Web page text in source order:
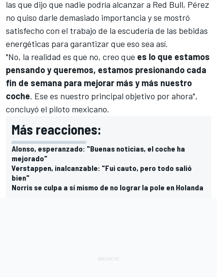
las que dijo que nadie podría alcanzar a Red Bull, Pérez
no quiso darle demasiado importancia y se mostró
satisfecho con el trabajo de la escudería de las bebidas
energéticas para garantizar que eso sea así.
"No, la realidad es que no, creo que es lo que estamos
pensando y queremos, estamos presionando cada
fin de semana para mejorar más y más nuestro
coche. Ese es nuestro principal objetivo por ahora",
concluyó el piloto mexicano.
Más reacciones:
Alonso, esperanzado: "Buenas noticias, el coche ha
mejorado"
Verstappen, inalcanzable: "Fui cauto, pero todo salió
bien"
Norris se culpa a sí mismo de no lograr la pole en Holanda